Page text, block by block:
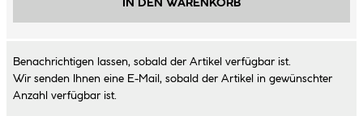
IN DEN WARENKORB
Benachrichtigen lassen, sobald der Artikel verfügbar ist.
Wir senden Ihnen eine E-Mail, sobald der Artikel in gewünschter
Anzahl verfügbar ist.